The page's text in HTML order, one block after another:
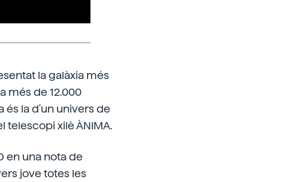
la galàxia més
més de 12.000
és la d'un univers de
telescopi xilè ÀNIMA.
en una nota de
jove totes les